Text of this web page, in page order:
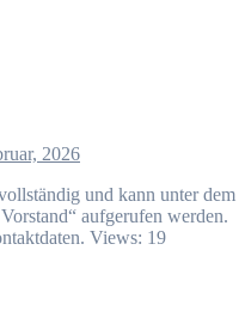
2026
und kann unter dem
aufgerufen werden.
Views: 19